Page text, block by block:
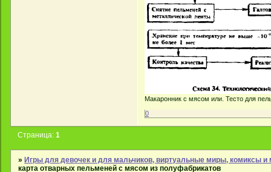
Макаронник с мясом или. Тесто для
0
Страница:1
» Игры для девочек и для мальчиков, виртуальные миры, комиксы
карта отварных пельменей с мясом из полуфабрикатов